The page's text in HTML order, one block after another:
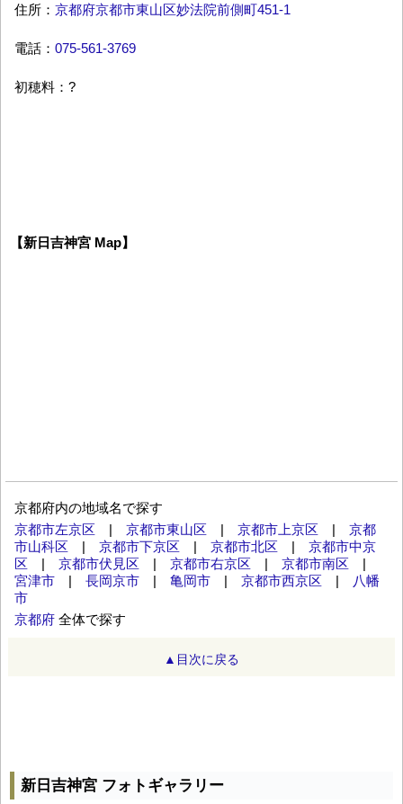
住所： 京都府京都市東山区妙法院前側町451-1
電話： 075-561-3769
初穂料：?
【新日吉神宮 Map】
京都府内の地域名で探す
京都市左京区
京都市東山区 京都市上京区
京都
市山科区
京都市下京区 京都市北区
京都市中京
区
京都市伏見区 京都市右京区 京都市南区
宮津市
長岡京市 亀岡市 京都市西京区
八幡
市
京都府 全体で探す
▲目次に戻る
新日吉神宮 フォトギャラリー